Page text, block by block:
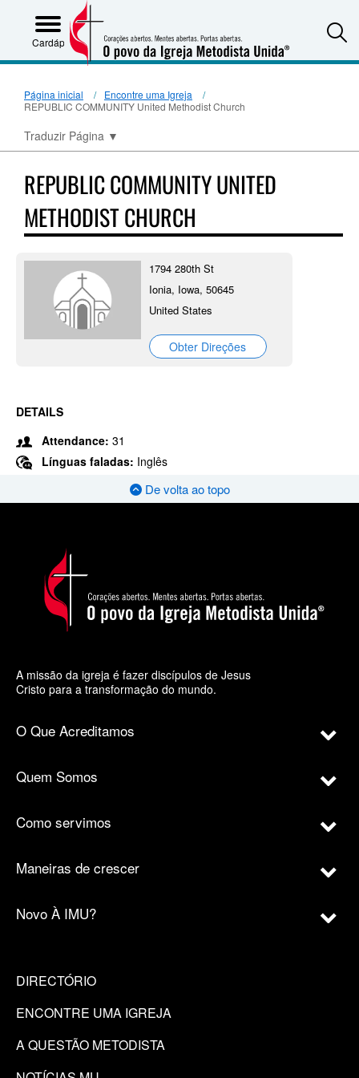
Cardápio
Página inicial
Encontre uma Igreja
REPUBLIC COMMUNITY United Methodist Church
Traduzir Página ▼
REPUBLIC COMMUNITY UNITED
METHODIST CHURCH
1794 280th St
Ionia, Iowa, 50645
United States
Obter Direções
DETAILS
Attendance: 31
Línguas faladas: Inglês
De volta ao topo
A missão da igreja é fazer discípulos de Jesus
Cristo para a transformação do mundo.
O Que Acreditamos
Quem Somos
Como servimos
Maneiras de crescer
Novo À IMU?
DIRECTÓRIO
ENCONTRE UMA IGREJA
A QUESTÃO METODISTA